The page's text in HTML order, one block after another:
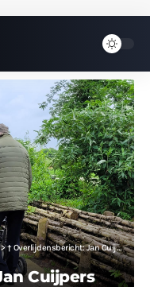
>† Overlijdensbericht: Jan Cuijpers
Cuijpers